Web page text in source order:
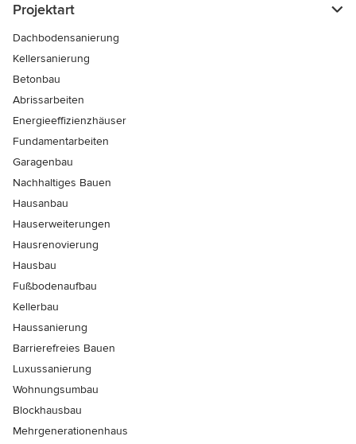
Projektart
Dachbodensanierung
Kellersanierung
Betonbau
Abrissarbeiten
Energieeffizienzhäuser
Fundamentarbeiten
Garagenbau
Nachhaltiges Bauen
Hausanbau
Hauserweiterungen
Hausrenovierung
Hausbau
Fußbodenaufbau
Kellerbau
Haussanierung
Barrierefreies Bauen
Luxussanierung
Wohnungsumbau
Blockhausbau
Mehrgenerationenhaus